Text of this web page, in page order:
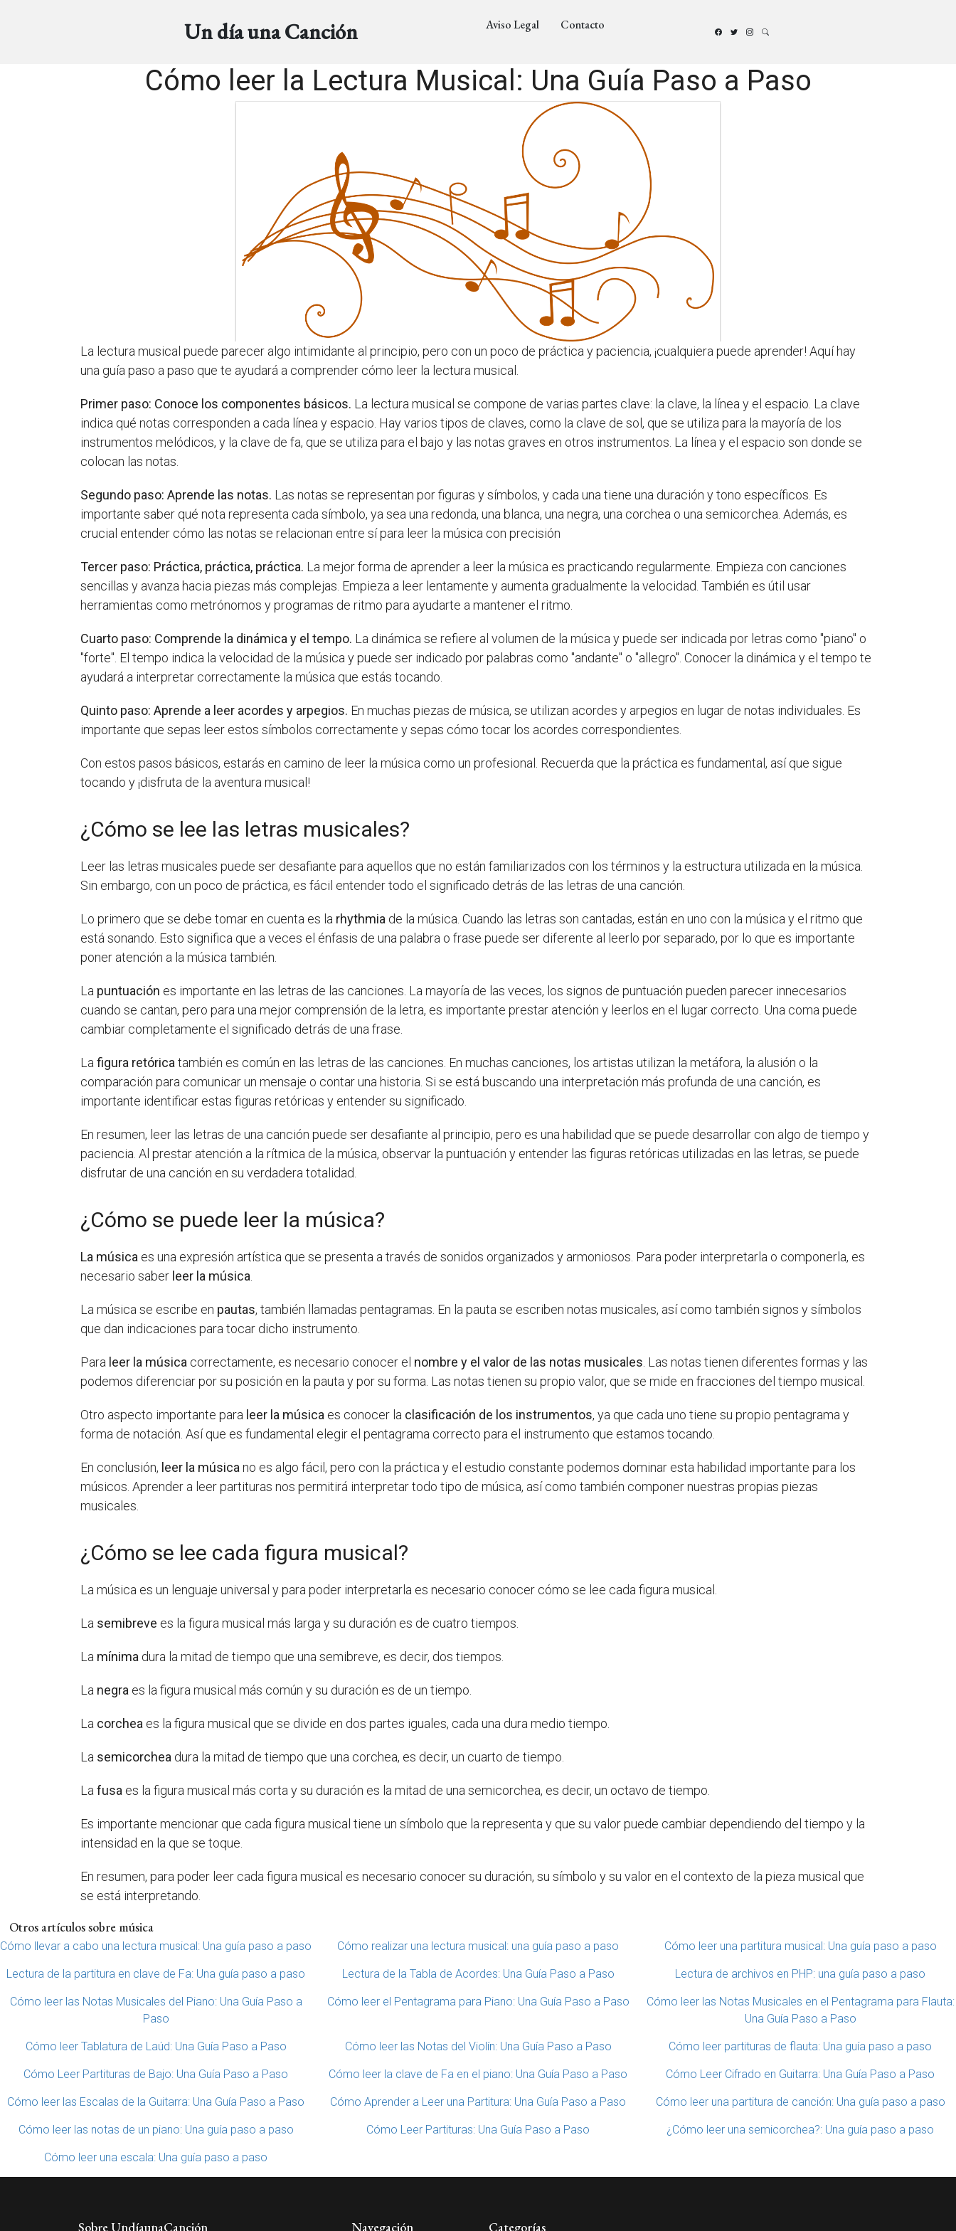
Un día una Canción Aviso Legal Contacto
Cómo leer la Lectura Musical: Una Guía Paso a Paso
La lectura musical puede parecer algo intimidante al principio, pero con un poco de práctica y paciencia, ¡cualquiera puede aprender! Aquí hay
una guía paso a paso que te ayudará a comprender cómo leer la lectura musical.
Primer paso: Conoce los componentes básicos. La lectura musical se compone de varias partes clave: la clave, la línea y el espacio. La clave
indica qué notas corresponden a cada línea y espacio. Hay varios tipos de claves, como la clave de sol, que se utiliza para la mayoría de los
instrumentos melódicos, y la clave de fa, que se utiliza para el bajo y las notas graves en otros instrumentos. La línea y el espacio son donde se
colocan las notas.
Segundo paso: Aprende las notas. Las notas se representan por figuras y símbolos, y cada una tiene una duración y tono específicos. Es
importante saber qué nota representa cada símbolo, ya sea una redonda, una blanca, una negra, una corchea o una semicorchea. Además, es
crucial entender cómo las notas se relacionan entre sí para leer la música con precisión
Tercer paso: Práctica, práctica, práctica. La mejor forma de aprender a leer la música es practicando regularmente. Empieza con canciones
sencillas y avanza hacia piezas más complejas. Empieza a leer lentamente y aumenta gradualmente la velocidad. También es útil usar
herramientas como metrónomos y programas de ritmo para ayudarte a mantener el ritmo.
Cuarto paso: Comprende la dinámica y el tempo. La dinámica se refiere al volumen de la música y puede ser indicada por letras como "piano" o
"forte". El tempo indica la velocidad de la música y puede ser indicado por palabras como "andante" o "allegro". Conocer la dinámica y el tempo te
ayudará a interpretar correctamente la música que estás tocando.
Quinto paso: Aprende a leer acordes y arpegios. En muchas piezas de música, se utilizan acordes y arpegios en lugar de notas individuales. Es
importante que sepas leer estos símbolos correctamente y sepas cómo tocar los acordes correspondientes.
Con estos pasos básicos, estarás en camino de leer la música como un profesional. Recuerda que la práctica es fundamental, así que sigue
tocando y ¡disfruta de la aventura musical!
¿Cómo se lee las letras musicales?
Leer las letras musicales puede ser desafiante para aquellos que no están familiarizados con los términos y la estructura utilizada en la música.
Sin embargo, con un poco de práctica, es fácil entender todo el significado detrás de las letras de una canción.
Lo primero que se debe tomar en cuenta es la rhythmia de la música. Cuando las letras son cantadas, están en uno con la música y el ritmo que
está sonando. Esto significa que a veces el énfasis de una palabra o frase puede ser diferente al leerlo por separado, por lo que es importante
poner atención a la música también.
La puntuación es importante en las letras de las canciones. La mayoría de las veces, los signos de puntuación pueden parecer innecesarios
cuando se cantan, pero para una mejor comprensión de la letra, es importante prestar atención y leerlos en el lugar correcto. Una coma puede
cambiar completamente el significado detrás de una frase.
Lafigura retóricatambién es común en las letras de las canciones. En muchas canciones, los artistas utilizan la metáfora, la alusión o la
comparación para comunicar un mensaje o contar una historia. Si se está buscando una interpretación más profunda de una canción, es
importante identificar estas figuras retóricas y entender su significado.
En resumen, leer las letras de una canción puede ser desafiante al principio, pero es una habilidad que se puede desarrollar con algo de tiempo y
paciencia. Al prestar atención a la rítmica de la música, observar la puntuación y entender las figuras retóricas utilizadas en las letras, se puede
disfrutar de una canción en su verdadera totalidad.
¿Cómo se puede leer la música?
La música es una expresión artística que se presenta a través de sonidos organizados y armoniosos. Para poder interpretarla o componerla, es
necesario saber leer la música.
La música se escribe en pautas, también llamadas pentagramas. En la pauta se escriben notas musicales, así como también signos y símbolos
que dan indicaciones para tocar dicho instrumento.
Para leer la música correctamente, es necesario conocer el nombre y el valor de las notas musicales. Las notas tienen diferentes formas y las
podemos diferenciar por su posición en la pauta y por su forma. Las notas tienen su propio valor, que se mide en fracciones del tiempo musical.
Otro aspecto importante para leer la música es conocer la clasificación de los instrumentos, ya que cada uno tiene su propio pentagrama y
forma de notación. Así que es fundamental elegir el pentagrama correcto para el instrumento que estamos tocando.
En conclusión, leer la músicano es algo fácil, pero con la práctica y el estudio constante podemos dominar esta habilidad importante para los
músicos. Aprender a leer partituras nos permitirá interpretar todo tipo de música, así como también componer nuestras propias piezas
musicales.
¿Cómo se lee cada figura musical?
La música es un lenguaje universal y para poder interpretarla es necesario conocer cómo se lee cada figura musical.
La semibreve es la figura musical más larga y su duración es de cuatro tiempos.
La mínima dura la mitad de tiempo que una semibreve, es decir, dos tiempos.
La negra es la figura musical más común y su duración es de un tiempo.
La corchea es la figura musical que se divide en dos partes iguales, cada una dura medio tiempo.
La semicorchea dura la mitad de tiempo que una corchea, es decir, un cuarto de tiempo.
Lafusa es la figura musical más corta y su duración es la mitad de una semicorchea, es decir, un octavo de tiempo.
Es importante mencionar que cada figura musical tiene un símbolo que la representa y que su valor puede cambiar dependiendo del tiempo y la
intensidad en la que se toque.
En resumen, para poder leer cada figura musical es necesario conocer su duración, su símbolo y su valor en el contexto de la pieza musical que
se está interpretando.
Otros artículos sobre música
Cómo llevar a cabo una lectura musical: Una guía paso a paso Cómo realizar una lectura musical: una guía paso a paso Cómo leer una partitura musical: Una guía paso a paso
Lectura de la partitura en clave de Fa: Una guía paso a paso Lectura de la Tabla de Acordes: Una Guía Paso a Paso Lectura de archivos en PHP: una guía paso a paso
Cómo leer las Notas Musicales del Piano: Una Guía Paso a
Paso
Cómo leer el Pentagrama para Piano: Una Guía Paso a Paso
Cómo leer las Notas Musicales en el Pentagrama para Flauta:
Una Guía Paso a Paso
Cómo leer Tablatura de Laúd: Una Guía Paso a Paso Cómo leer las Notas del Violín: Una Guía Paso a Paso Cómo leer partituras de flauta: Una guía paso a paso
Cómo Leer Partituras de Bajo: Una Guía Paso a Paso Cómo leer la clave de Fa en el piano: Una Guía Paso a Paso Cómo Leer Cifrado en Guitarra: Una Guía Paso a Paso
Cómo leer las Escalas de la Guitarra: Una Guía Paso a Paso Cómo Aprender a Leer una Partitura: Una Guía Paso a Paso Cómo leer una partitura de canción: Una guía paso a paso
Cómo leer las notas de un piano: Una guía paso a paso Cómo Leer Partituras: Una Guía Paso a Paso ¿Cómo leer una semicorchea?: Una guía paso a paso
Cómo leer una escala: Una guía paso a paso
Sobre UndíaunaCanción Navegación Categorías